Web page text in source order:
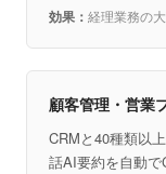
経理業務の
顧客管理・営業
CRMと40種類以
話AI要約を自動